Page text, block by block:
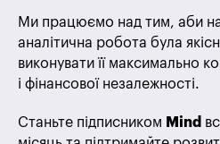
Ми працюємо над тим, аби
аналітична робота була
виконувати її максимально
і фінансової незалежності.
Станьте підписником Mind